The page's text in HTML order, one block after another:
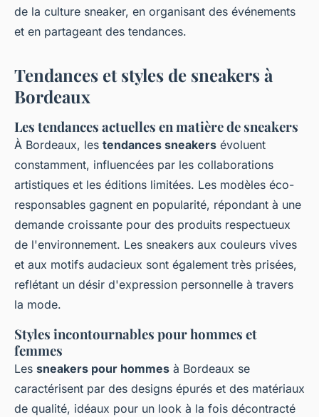
de la culture sneaker, en organisant des événements
et en partageant des tendances.
Tendances et styles de sneakers à
Bordeaux
Les tendances actuelles en matière de sneakers
À Bordeaux, les tendances sneakers évoluent
constamment, influencées par les collaborations
artistiques et les éditions limitées. Les modèles éco-
responsables gagnent en popularité, répondant à une
demande croissante pour des produits respectueux
de l'environnement. Les sneakers aux couleurs vives
et aux motifs audacieux sont également très prisées,
reflétant un désir d'expression personnelle à travers
la mode.
Styles incontournables pour hommes et
femmes
Les sneakers pour hommes à Bordeaux se
caractérisent par des designs épurés et des matériaux
de qualité, idéaux pour un look à la fois décontracté